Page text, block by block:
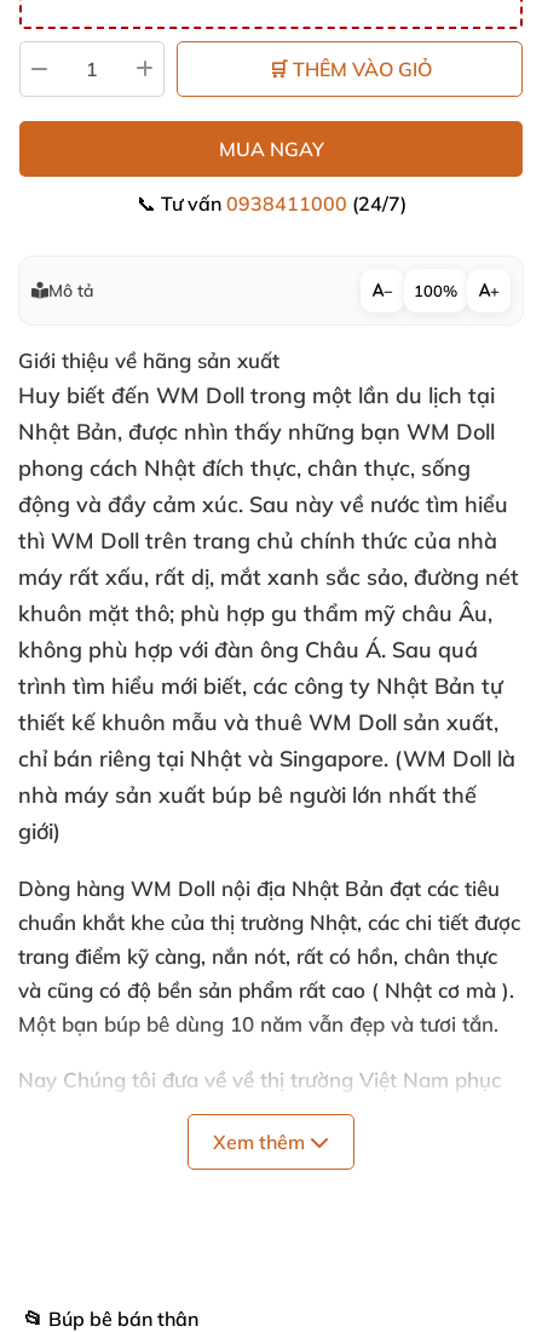
🛒 THÊM VÀO GIỎ
MUA NGAY
📞 Tư vấn 0938411000 (24/7)
Mô tả − 100% +
Giới thiệu về hãng sản xuất
Huy biết đến WM Doll trong một lần du lịch tại
Nhật Bản, được nhìn thấy những bạn WM Doll
phong cách Nhật đích thực, chân thực, sống
động và đầy cảm xúc. Sau này về nước tìm hiểu
thì WM Doll trên trang chủ chính thức của nhà
máy rất xấu, rất dị, mắt xanh sắc sảo, đường nét
khuôn mặt thô; phù hợp gu thẩm mỹ châu Âu,
không phù hợp với đàn ông Châu Á. Sau quá
trình tìm hiểu mới biết, các công ty Nhật Bản tự
thiết kế khuôn mẫu và thuê WM Doll sản xuất,
chỉ bán riêng tại Nhật và Singapore. (WM Doll là
nhà máy sản xuất búp bê người lớn nhất thế
giới)
Dòng hàng WM Doll nội địa Nhật Bản đạt các tiêu
chuẩn khắt khe của thị trường Nhật, các chi tiết được
trang điểm kỹ càng, nắn nót, rất có hồn, chân thực
và cũng có độ bền sản phẩm rất cao ( Nhật cơ mà ).
Một bạn búp bê dùng 10 năm vẫn đẹp và tươi tắn.
Nay Chúng tôi đưa về về thị trường Việt Nam phục
vụ đông đảo anh chị em trong nước
rất nhiều cảm xúc cho Chúng tôi nói
Thông tin chi tiết sản phẩm
Xem thêm
📂 Búp bê bán thân